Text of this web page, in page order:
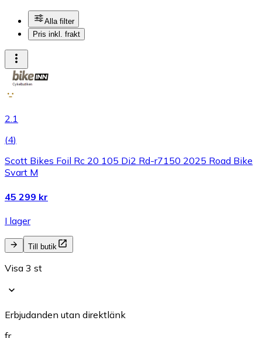
Alla filter
Pris inkl. frakt
2.1
(4)
Scott Bikes Foil Rc 20 105 Di2 Rd-r7150 2025 Road Bike
Svart M
45 299 kr
I lager
Till butik
Visa 3 st
Erbjudanden utan direktlänk
fr.